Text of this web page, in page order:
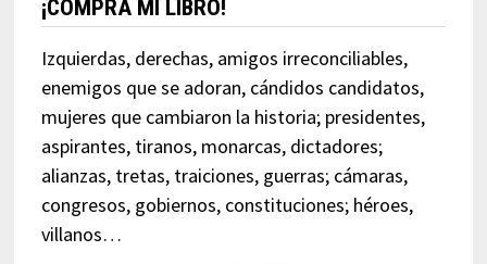
¡COMPRA MI LIBRO!
Izquierdas, derechas, amigos irreconciliables,
enemigos que se adoran, cándidos candidatos,
mujeres que cambiaron la historia; presidentes,
aspirantes, tiranos, monarcas, dictadores;
alianzas, tretas, traiciones, guerras; cámaras,
congresos, gobiernos, constituciones; héroes,
villanos…